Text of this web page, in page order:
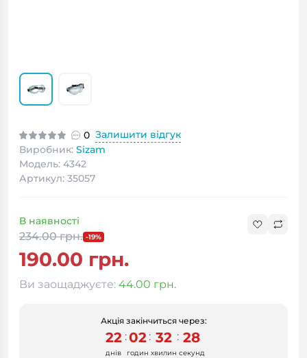
0 Залишити відгук
Виробник: Sizam
Модель: 4342
Артикул: 35057
В наявності
234.00 грн. -19%
190.00 грн.
Ви заощаджуєте: 44.00 грн.
Акція закінчиться через:
22
днів
:02
годин
: 32
хвилин
: 27
секунд